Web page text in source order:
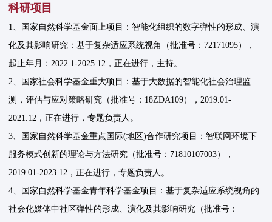
科研项目
1、国家自然科学基金面上项目：智能化组织的数字弹性的形成、演
化及其影响研究：基于复杂适应系统视角（批准号：72171095），
起止年月：2022.1-2025.12，正在进行，主持。
2、国家社会科学基金重大项目：基于大数据的智能化社会治理监
测，评估与应对策略研究（批准号：18ZDA109），2019.01-
2021.12，正在进行，专题负责人。
3、国家自然科学基金重点国际(地区)合作研究项目：智联网环境下
服务模式创新的理论与方法研究（批准号：71810107003），
2019.01-2023.12，正在进行，专题负责人。
4、国家自然科学基金青年科学基金项目：基于复杂适应系统视角的
社会化媒体中社区弹性的形成、演化及其影响研究（批准号：